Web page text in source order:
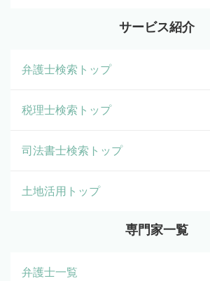
サービス紹介
弁護士検索トップ
税理士検索トップ
司法書士検索トップ
土地活用トップ
専門家一覧
弁護士一覧